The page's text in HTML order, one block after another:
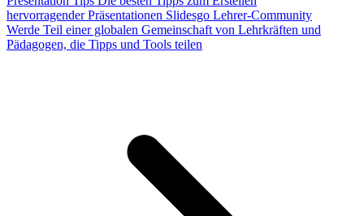
hervorragender Präsentationen Slidesgo Lehrer-Community
Werde Teil einer globalen Gemeinschaft von Lehrkräften und
Pädagogen, die Tipps und Tools teilen